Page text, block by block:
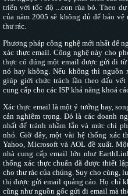
triển với tốc độ ...con rùa bò. Theo
của năm 2005 sẽ không đủ để bảo
thư rác.
Phương pháp công nghệ mới nhất để
xác thực email. Công nghệ này cho
thực có đúng một email được gửi đi
nó hay không. Nếu không thì nguồn
giúp giới chức trách lần theo dấu
cung cấp cho các ISP khả năng khoá
Xác thực email là một ý tưởng hay,
cản nghiêm trọng. Đó là các doanh
nhất để tránh nhầm lẫn và mức chi
nhỏ. Giờ đây, một vài hệ thống xác
Yahoo, Microsoft và AOL đề xuất.
nhà cung cấp email lớn như
thống xác thực chuẩn đã được thiết
cho thư rác của chúng. Suy cho cùng,
thị được gửi email quảng cáo. Họ chỉ
cũng như nguồn gốc gửi đi email mà